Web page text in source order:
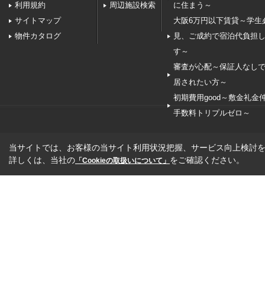
利用規約
サイトマップ
物件カタログ
周辺施設検索
に住まう～
大阪6万円以下賃貸～学生
見、ご成約で宿泊代負担
す～
審査が心配～保証人なし
居されたい方～
初期費用good～敷金礼金
手数料トリプルゼロ～
当サイトでは、お客様の当サイト利用状況把握、サービス向上検討
詳しくは、当社の 「Cookieの取扱いについて」 をご確認ください。